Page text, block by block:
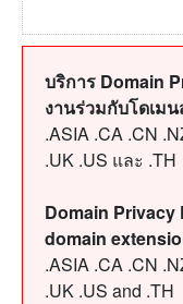
บริการ Domain
งานร่วมกับโดเม
.ASIA .CA .CN
.UK .US และ .TH
Domain
domain
.ASIA .CA .CN
.UK .US and .TH